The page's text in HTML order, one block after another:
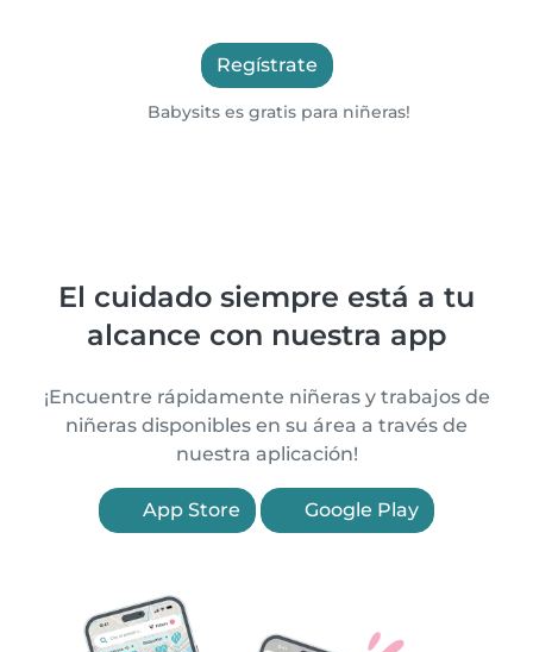
Regístrate
Babysits es gratis para niñeras!
El cuidado siempre está a tu
alcance con nuestra app
¡Encuentre rápidamente niñeras y trabajos de
niñeras disponibles en su área a través de
nuestra aplicación!
App Store Google Play